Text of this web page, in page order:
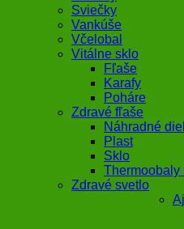
Sviečky
Vankúše
Včelobal
Vitálne sklo
Fľaše
Karafy
Poháre
Zdravé fľaše
Náhradné
Plast
Sklo
Thermoobaly
Zdravé svetlo